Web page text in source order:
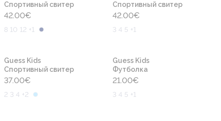
Cпортивный свитер
42.00€
8 10 12 +1
Cпортивный свитер
42.00€
3 4 5 +1
Guess Kids
Cпортивный свитер
37.00€
2 3 4 +2
Guess Kids
Футболка
21.00€
3 4 5 +1